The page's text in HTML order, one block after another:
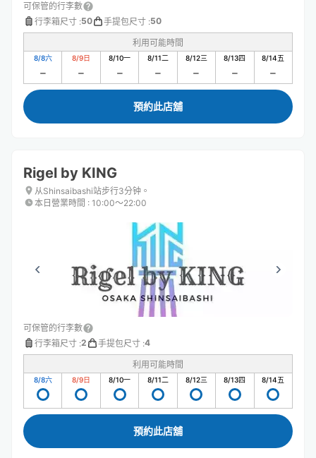
可保管的行李數
行李箱尺寸 :50 手提包尺寸 :50
利用可能時間
8/8六 8/9日 8/10一 8/11二 8/12三 8/13四 8/14五
預約此店舖
Rigel by KING
从Shinsaibashi站步行3分钟。
本日營業時間 : 10:00〜22:00
可保管的行李數
行李箱尺寸 :2 手提包尺寸 :4
利用可能時間
8/8六 8/9日 8/10一 8/11二 8/12三 8/13四 8/14五
預約此店舖